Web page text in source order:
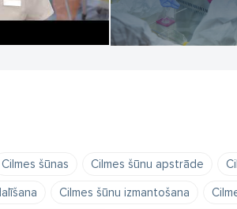
Riga Cilmes šūnu centram!
Cilmes šūnas Cilmes šūnu apstrāde
Cilmes šūnu izmantošana